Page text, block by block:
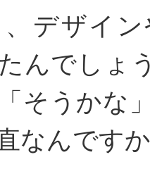
デザイ
んでしょ
そうかな
なんです